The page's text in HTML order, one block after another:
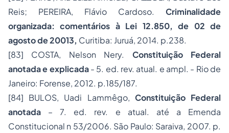
Reis; PEREIRA, Flávio Cardoso. Criminalidade
organizada: comentários à Lei 12.850, de 02 de
agosto de 20013, Curitiba: Juruá, 2014. p.238.
[83] COSTA, Nelson Nery. Constituição Federal
anotada e explicada- 5. ed. rev. atual. e ampl. - Rio de
Janeiro: Forense, 2012. p.185/187.
[84] BULOS, Uadi Lammêgo, Constituição Federal
anotada – 7. ed. rev. e atual. até a Emenda
Constitucional n 53/2006. São Paulo: Saraiva, 2007. p.